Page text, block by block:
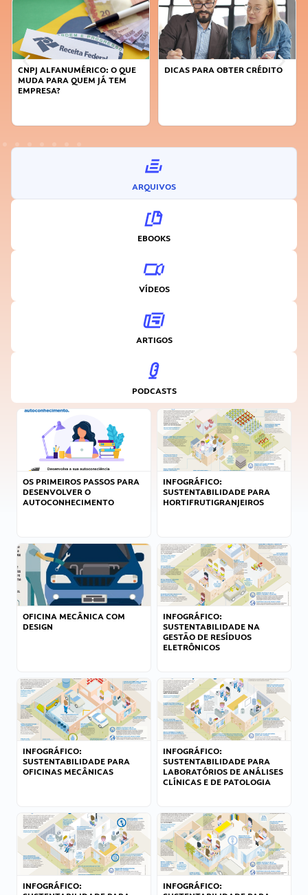
CNPJ ALFANUMÉRICO: O QUE
MUDA PARA QUEM JÁ TEM
EMPRESA?
DICAS PARA OBTER CRÉDITO
ARQUIVOS
EBOOKS
VÍDEOS
ARTIGOS
PODCASTS
OS PRIMEIROS PASSOS PARA
DESENVOLVER O
AUTOCONHECIMENTO
INFOGRÁFICO:
SUSTENTABILIDADE PARA
HORTIFRUTIGRANJEIROS
OFICINA MECÂNICA COM
DESIGN
INFOGRÁFICO:
SUSTENTABILIDADE NA
GESTÃO DE RESÍDUOS
ELETRÔNICOS
INFOGRÁFICO:
SUSTENTABILIDADE PARA
OFICINAS MECÂNICAS
INFOGRÁFICO:
SUSTENTABILIDADE PARA
LABORATÓRIOS DE ANÁLISES
CLÍNICAS E DE PATOLOGIA
INFOGRÁFICO:
INFOGRÁFICO: